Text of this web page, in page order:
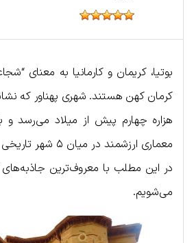
بوتیا، کریمان و کارمانیا به معنای
کرمان کهن هستند. شهری پهناور که
هزاره چهارم پیش از میلاد می‌رسد و
معماری ارزشمند در
در این مطلب با معروف‌ترین
می‌شویم.